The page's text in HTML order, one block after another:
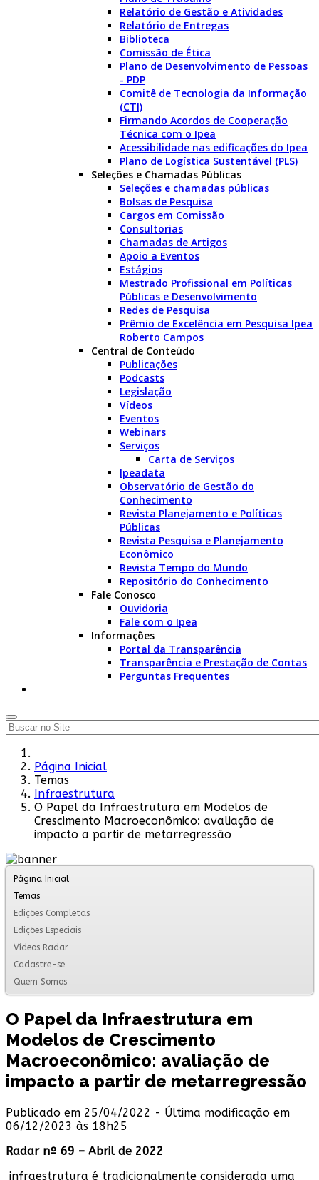
Relatório de Gestão e Atividades
Relatório de Entregas
Biblioteca
Comissão de Ética
Plano de Desenvolvimento de Pessoas
- PDP
Comitê de Tecnologia da Informação
(CTI)
Firmando Acordos de Cooperação
Técnica com o Ipea
Acessibilidade nas edificações do Ipea
Plano de Logística Sustentável (PLS)
Seleções e Chamadas Públicas
Seleções e chamadas públicas
Bolsas de Pesquisa
Cargos em Comissão
Consultorias
Chamadas de Artigos
Apoio a Eventos
Estágios
Mestrado Profissional em Políticas
Públicas e Desenvolvimento
Redes de Pesquisa
Prêmio de Excelência em Pesquisa Ipea
Roberto Campos
Central de Conteúdo
Publicações
Podcasts
Legislação
Vídeos
Eventos
Webinars
Serviços
Carta de Serviços
Ipeadata
Observatório de Gestão do
Conhecimento
Revista Planejamento e Políticas
Públicas
Revista Pesquisa e Planejamento
Econômico
Revista Tempo do Mundo
Repositório do Conhecimento
Fale Conosco
Ouvidoria
Fale com o Ipea
Informações
Portal da Transparência
Transparência e Prestação de Contas
Perguntas Frequentes
Página Inicial
Temas
Infraestrutura
O Papel da Infraestrutura em Modelos de
Crescimento Macroeconômico: avaliação de
impacto a partir de metarregressão
Página Inicial
Temas
Edições Completas
Edições Especiais
Vídeos Radar
Cadastre-se
Quem Somos
O Papel da Infraestrutura em
Modelos de Crescimento
Macroeconômico: avaliação de
impacto a partir de metarregressão
Publicado em 25/04/2022 - Última modificação em
06/12/2023 às 18h25
Radar nº 69 – Abril de 2022
infraestrutura é tradicionalmente considerada uma